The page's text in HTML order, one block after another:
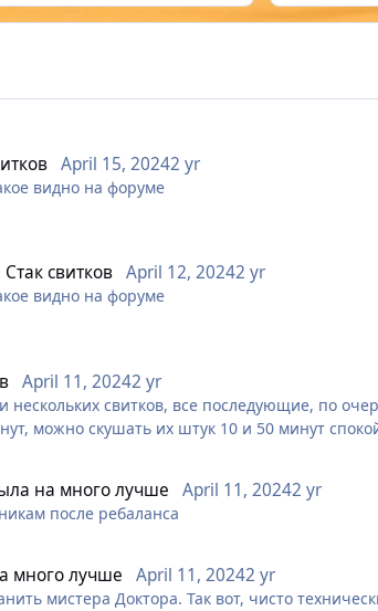
April 15, 20242 yr
видно на форуме
Стак свитков April 12, 20242 yr
видно на форуме
April 11, 20242 yr
свитков, все последующие, по
можно скушать их штук 10 и 50 минут
на много лучше April 11, 20242 yr
после ребаланса
много лучше April 11, 20242 yr
мистера Доктора. Так вот, чисто